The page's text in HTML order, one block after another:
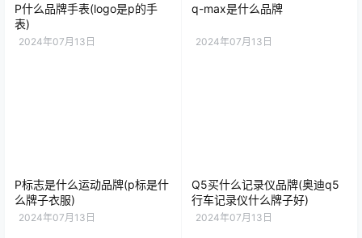
P什么品牌手表(logo是p的手
表)
2024年07月13日
q-max是什么品牌
2024年07月13日
P标志是什么运动品牌(p标是什
么牌子衣服)
2024年07月13日
Q5买什么记录仪品牌(奥迪q5
行车记录仪什么牌子好)
2024年07月13日